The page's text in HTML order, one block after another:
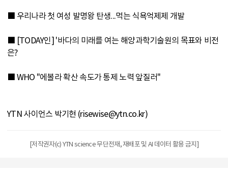
■ 우리나라 첫 여성 발명왕 탄생...먹는 식욕억제제 개발
■ [TODAY인] '바다의 미래를 여는 해양과학기술원의 목표와 비전
은?
■ WHO "에볼라 확산 속도가 통제 노력 앞질러"
YTN 사이언스 박기현 (risewise@ytn.co.kr)
[저작권자(c) YTN science 무단전재, 재배포 및 AI 데이터 활용 금지]